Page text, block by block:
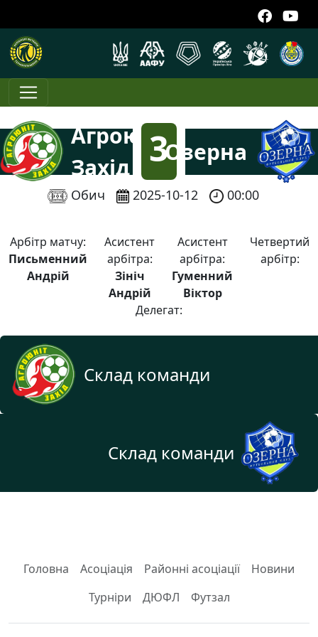
Агроюніт-
Захід
3
:
1
Озерна
Обич 2025-10-12 00:00
Арбітр матчу:
Письменний
Андрій
Асистент
арбітра:
Зініч
Андрій
Асистент
арбітра:
Гуменний
Віктор
Четвертий
арбітр:
Делегат:
Склад команди
Склад команди
Головна Асоціація Районні асоціації
Новини
Турніри
ДЮФЛ Футзал